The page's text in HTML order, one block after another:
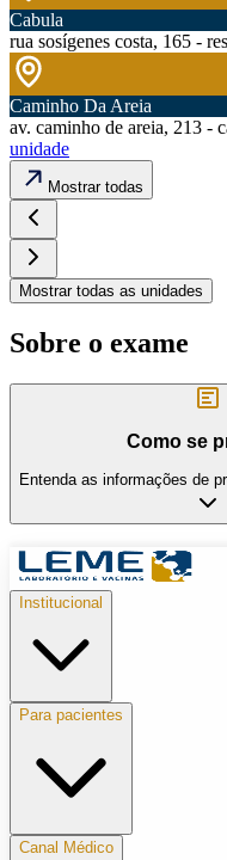
Cabula
rua sosígenes costa, 165 -
Caminho Da Areia
av. caminho de areia, 213 -
unidade
Mostrar todas
Mostrar todas as unidades
Sobre o exame
Como se
Entenda as informações de
Institucional
Para pacientes
Canal Médico